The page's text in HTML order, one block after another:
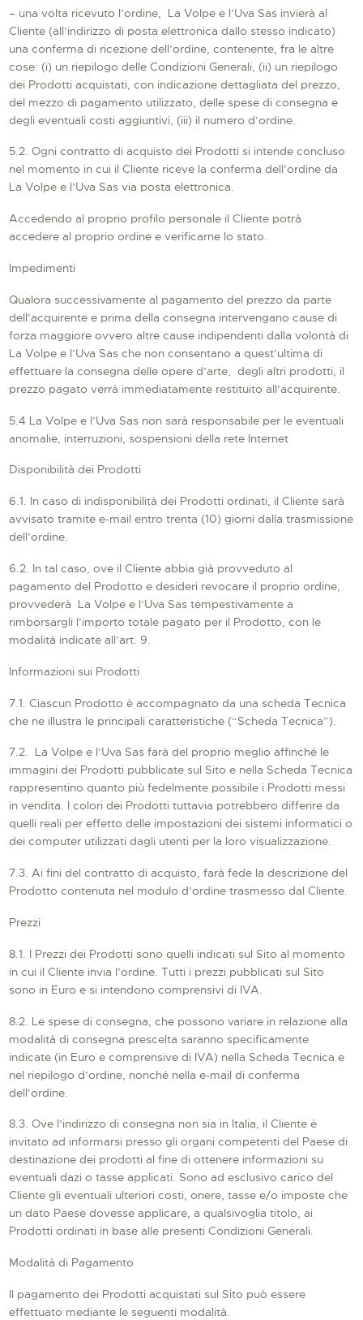
– una volta ricevuto l’ordine, La Volpe e l’Uva Sas invierà al
Cliente (all’indirizzo di posta elettronica dallo stesso indicato)
una conferma di ricezione dell’ordine, contenente, fra le altre
cose: (i) un riepilogo delle Condizioni Generali, (ii) un riepilogo
dei Prodotti acquistati, con indicazione dettagliata del prezzo,
del mezzo di pagamento utilizzato, delle spese di consegna e
degli eventuali costi aggiuntivi, (iii) il numero d’ordine.
5.2. Ogni contratto di acquisto dei Prodotti si intende concluso
nel momento in cui il Cliente riceve la conferma dell’ordine da
La Volpe e l’Uva Sas via posta elettronica.
Accedendo al proprio profilo personale il Cliente potrà
accedere al proprio ordine e verificarne lo stato.
Impedimenti
Qualora successivamente al pagamento del prezzo da parte
dell’acquirente e prima della consegna intervengano cause di
forza maggiore ovvero altre cause indipendenti dalla volontà di
La Volpe e l’Uva Sas che non consentano a quest’ultima di
effettuare la consegna delle opere d’arte, degli altri prodotti, il
prezzo pagato verrà immediatamente restituito all’acquirente.
5.4 La Volpe e l’Uva Sas non sarà responsabile per le eventuali
anomalie, interruzioni, sospensioni della rete Internet
Disponibilità dei Prodotti
6.1. In caso di indisponibilità dei Prodotti ordinati, il Cliente sarà
avvisato tramite e-mail entro trenta (10) giorni dalla trasmissione
dell’ordine.
6.2. In tal caso, ove il Cliente abbia già provveduto al
pagamento del Prodotto e desideri revocare il proprio ordine,
provvederà La Volpe e l’Uva Sas tempestivamente a
rimborsargli l’importo totale pagato per il Prodotto, con le
modalità indicate all’art. 9.
Informazioni sui Prodotti
7.1. Ciascun Prodotto è accompagnato da una scheda Tecnica
che ne illustra le principali caratteristiche (“Scheda Tecnica”).
7.2. La Volpe e l’Uva Sas farà del proprio meglio affinché le
immagini dei Prodotti pubblicate sul Sito e nella Scheda Tecnica
rappresentino quanto più fedelmente possibile i Prodotti messi
in vendita. I colori dei Prodotti tuttavia potrebbero differire da
quelli reali per effetto delle impostazioni dei sistemi informatici o
dei computer utilizzati dagli utenti per la loro visualizzazione.
7.3. Ai fini del contratto di acquisto, farà fede la descrizione del
Prodotto contenuta nel modulo d’ordine trasmesso dal Cliente.
Prezzi
8.1. I Prezzi dei Prodotti sono quelli indicati sul Sito al momento
in cui il Cliente invia l’ordine. Tutti i prezzi pubblicati sul Sito
sono in Euro e si intendono comprensivi di IVA.
8.2. Le spese di consegna, che possono variare in relazione alla
modalità di consegna prescelta saranno specificamente
indicate (in Euro e comprensive di IVA) nella Scheda Tecnica e
nel riepilogo d’ordine, nonché nella e-mail di conferma
dell’ordine.
8.3. Ove l’indirizzo di consegna non sia in Italia, il Cliente è
invitato ad informarsi presso gli organi competenti del Paese di
destinazione dei prodotti al fine di ottenere informazioni su
eventuali dazi o tasse applicati. Sono ad esclusivo carico del
Cliente gli eventuali ulteriori costi, onere, tasse e/o imposte che
un dato Paese dovesse applicare, a qualsivoglia titolo, ai
Prodotti ordinati in base alle presenti Condizioni Generali.
Modalità di Pagamento
Il pagamento dei Prodotti acquistati sul Sito può essere
effettuato mediante le seguenti modalità.